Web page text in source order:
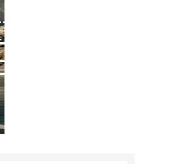
VON